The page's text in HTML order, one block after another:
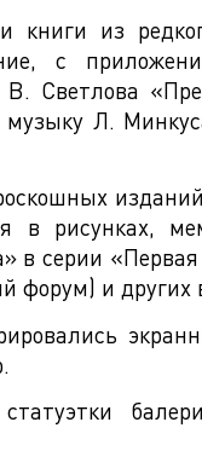
книги из
с
Светлова
Л.
в рисунках,
в серии
форум) и